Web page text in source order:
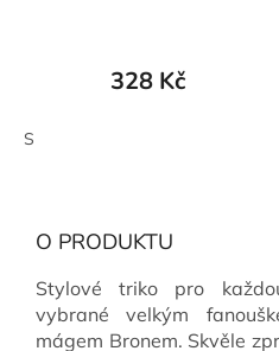
328 Kč
S
O PRODUKTU
Stylové triko pro
vybrané velkým
mágem Bronem. Skvěle